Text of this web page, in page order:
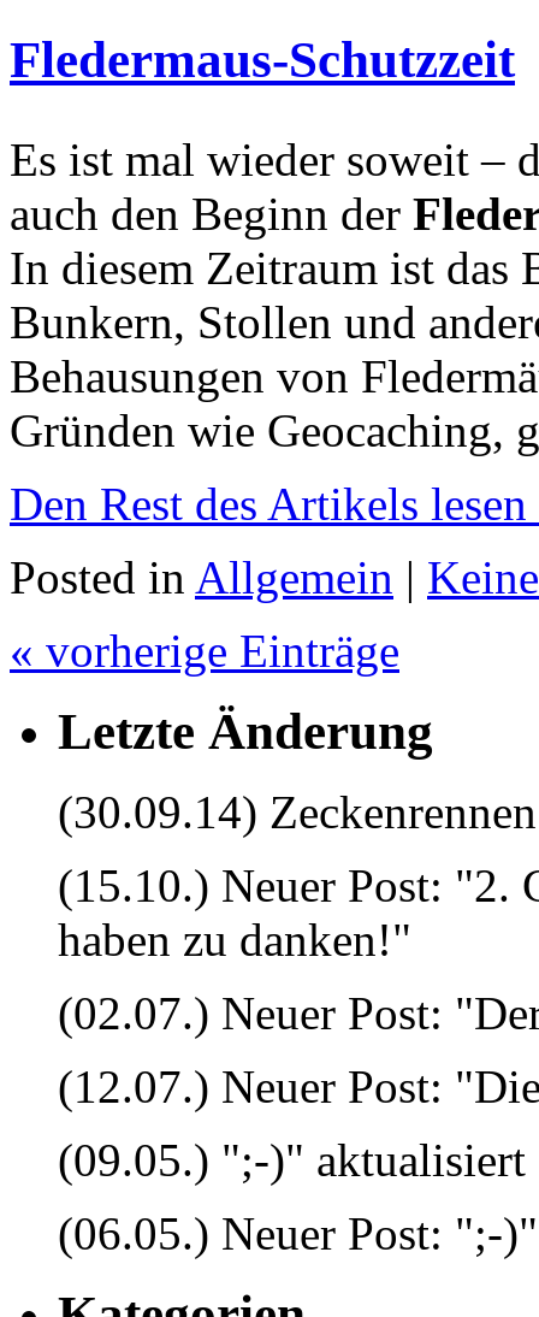
Fledermaus-Schutzzeit
Es ist mal wieder soweit –
auch den Beginn der
In diesem Zeitraum ist das
Bunkern, Stollen und
Behausungen von
Gründen wie Geocaching,
Den Rest des Artikels lesen
Posted in Allgemein |
« vorherige Einträge
Letzte Änderung
(30.09.14)
(15.10.) Neuer Post: "2.
haben zu danken!"
(02.07.) Neuer Post:
(12.07.) Neuer Post:
(09.05.) ";-)" aktualisiert
(06.05.) Neuer Post: ";-)"